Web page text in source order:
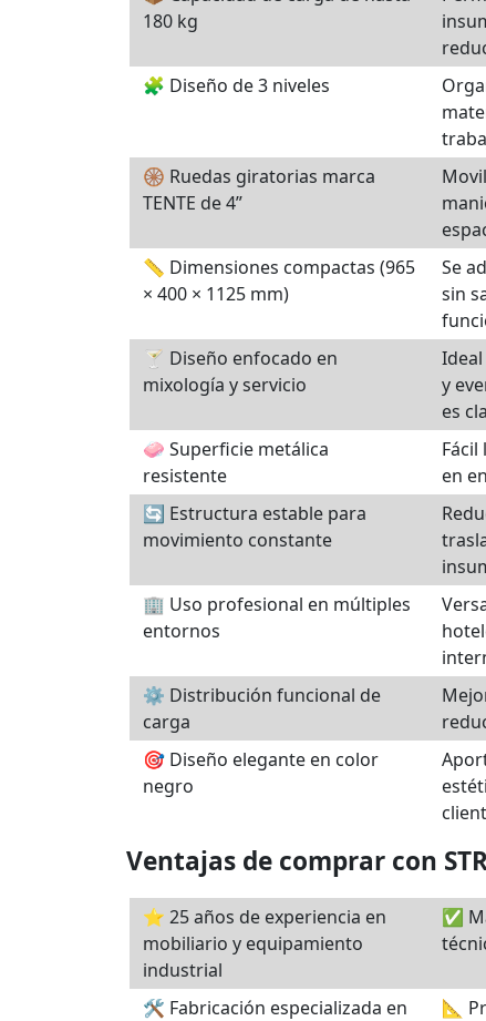
180 kg
🧩 Diseño de 3 niveles
🛞 Ruedas giratorias marca
TENTE de 4”
📏 Dimensiones compactas (965
× 400 × 1125 mm)
Se
sin
🍸 Diseño enfocado en
mixología y servicio
y
es
🧼 Superficie metálica
resistente
en
🔄 Estructura estable para
movimiento constante
🏢 Uso profesional en múltiples
entornos
⚙️ Distribución funcional de
carga
🎯 Diseño elegante en color
negro
Ventajas de comprar con
⭐ 25 años de experiencia en
mobiliario y equipamiento
industrial
✅
🛠️ Fabricación especializada en
📐